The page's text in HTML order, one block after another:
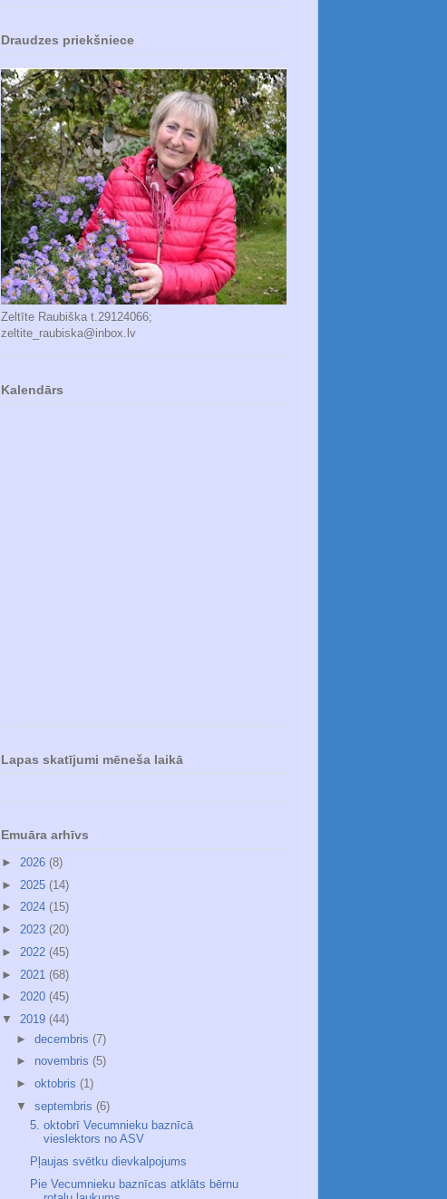
Draudzes priekšniece
Zeltīte Raubiška t.29124066;
zeltite_raubiska@inbox.lv
Kalendārs
Lapas skatījumi mēneša laikā
Emuāra arhīvs
► 2026 (8)
► 2025 (14)
► 2024 (15)
► 2023 (20)
► 2022 (45)
► 2021 (68)
► 2020 (45)
▼ 2019 (44)
► decembris (7)
► novembris (5)
► oktobris (1)
▼ septembris (6)
5. oktobrī Vecumnieku baznīcā
vieslektors no ASV
Pļaujas svētku dievkalpojums
Pie Vecumnieku baznīcas atklāts bērnu